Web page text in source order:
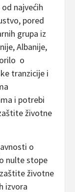
najvećih
pored
grupa iz
Albanije,
o
tranzicije i
i potrebi
životne
o
nulte stope
životne
izvora